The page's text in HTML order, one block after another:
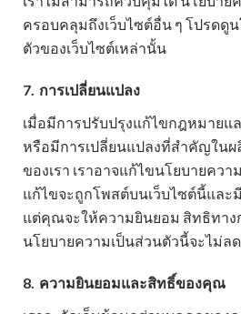
ครอบคลุมถึงเว็บไซต์อื่น ๆ โปรดดู
ตัวของเว็บไซต์เหล่านั้น
7. การเปลี่ยนแปลง
เมื่อมีการปรับปรุงแก้ไขกฎหมายแ
หรือมีการเปลี่ยนแปลงที่สำคัญใน
ของเรา เราอาจแก้ไขนโยบายคว
แก้ไขจะถูกโพสต์บนเว็บไซต์นี้และ
แต่คุณจะให้ความยินยอม สิทธิทา
นโยบายความเป็นส่วนตัวนี้จะไม่ล
8. ความยินยอมและสิทธิ์ของคุณ